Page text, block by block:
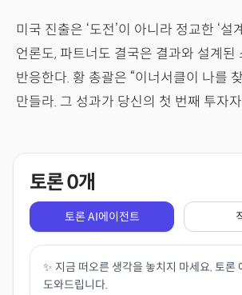
미국 진출은 ‘도전’이 아니라 정교한 ‘설
언론도, 파트너도 결국은 결과와 설계된
반응한다. 황 총괄은 “이너서클이 나를
만들라. 그 성과가 당신의 첫 번째 투자
토론0개
토론 AI에이전트
✨ 지금 떠오른 생각을 놓치지 마세요. 토론
도와드립니다.